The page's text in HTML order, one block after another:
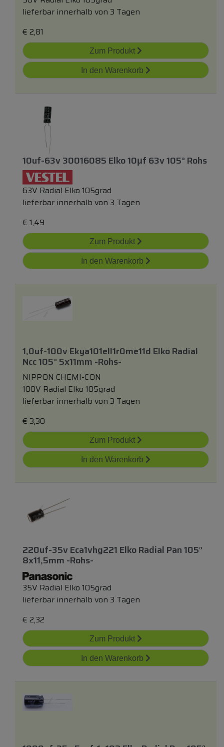
lieferbar innerhalb von 3 Tagen
€ 2,81
Zum Produkt
In den Warenkorb
10uf-63v 30016085 Elko 10μf 63v 105° Rohs
63V Radial Elko 105grad
lieferbar innerhalb von 3 Tagen
€ 1,49
Zum Produkt
In den Warenkorb
1,0uf-100v Ekya101ell1r0me11d Elko Radial
Ncc 105° 5x11mm -rohs-
NIPPON CHEMI-CON
100V Radial Elko 105grad
lieferbar innerhalb von 3 Tagen
€ 3,30
Zum Produkt
In den Warenkorb
220uf-35v Eca1vhg221 Elko Radial Pan 105°
8x11,5mm -rohs-
35V Radial Elko 105grad
lieferbar innerhalb von 3 Tagen
€ 2,32
Zum Produkt
In den Warenkorb